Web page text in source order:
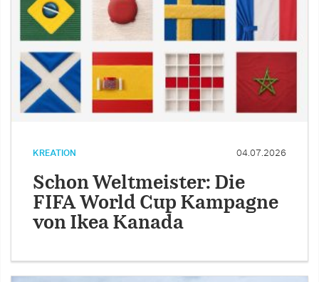
KREATION 04.07.2026
Schon Weltmeister: Die
FIFA World Cup Kampagne
von Ikea Kanada